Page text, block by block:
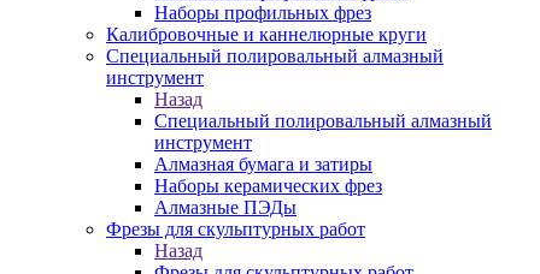
Наборы профильных фрез
Калибровочные и каннелюрные круги
Специальный полировальный алмазный
инструмент
Назад
Специальный полировальный алмазный
инструмент
Алмазная бумага и затиры
Наборы керамических фрез
Алмазные ПЭДы
Фрезы для скульптурных работ
Назад